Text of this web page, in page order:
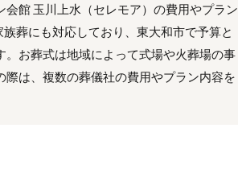
館 玉川上水（セレモア）の費用やプラン
葬にも対応しており、東大和市で予算と
お葬式は地域によって式場や火葬場の事
は、複数の葬儀社の費用やプラン内容を